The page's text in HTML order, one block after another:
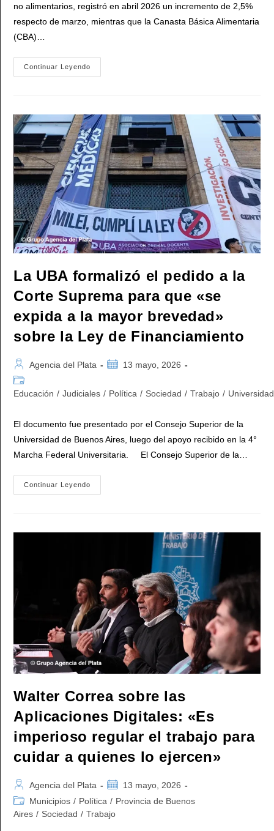
no alimentarios, registró en abril 2026 un incremento de 2,5%
respecto de marzo, mientras que la Canasta Básica Alimentaria
(CBA)…
Continuar Leyendo
Familia
En
Abril
2026
$1.469.768
Para
No
Ser
Pobre,
Y
$665.053
Para
No
Caer
En
La
Indigencia
La UBA formalizó el pedido a la
Corte Suprema para que «se
expida a la mayor brevedad»
sobre la Ley de Financiamiento
Autor
de
la
Agencia del Plata
Publicación
la
13 mayo, 2026
Categoría
de
entrada:
Educación / Judiciales / Política / Sociedad / Trabajo /
El documento fue presentado por el Consejo Superior de la
Universidad de Buenos Aires, luego del apoyo recibido en la 4°
Marcha Federal Universitaria. El Consejo Superior de la…
Continuar Leyendo
UBA
Que
«se
Expida
A
La
Mayor
Brevedad»
Sobre
La
Ley
De
Financiamiento
Walter Correa sobre las
Aplicaciones Digitales: «Es
imperioso regular el trabajo para
cuidar a quienes lo ejercen»
Autor
de
la
Agencia del Plata
Publicación
de
la
13 mayo, 2026
Categoría
de
Municipios / Política / Provincia de Buenos
Aires / Sociedad / Trabajo